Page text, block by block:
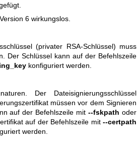
6 wirkungslos.
(privater RSA-Schlüssel) muss
Der Schlüssel kann auf der Befehlszeile
konfiguriert werden.
Der Dateisignierungsschlüssel
müssen vor dem Signieren
auf der Befehlszeile mit--fskpath oder
auf der Befehlszeile mit--certpath
werden.